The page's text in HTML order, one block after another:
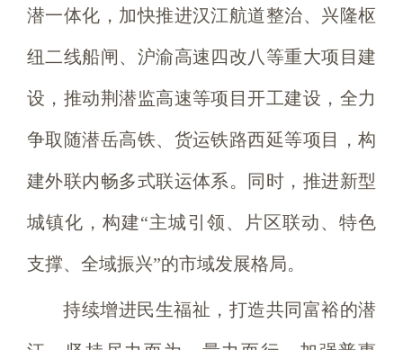
潜一体化，加快推进汉江航道整治、兴隆枢
纽二线船闸、沪渝高速四改八等重大项目建
设，推动荆潜监高速等项目开工建设，全力
争取随潜岳高铁、货运铁路西延等项目，构
建外联内畅多式联运体系。同时，推进新型
城镇化，构建“主城引领、片区联动、特色
支撑、全域振兴”的市域发展格局。
持续增进民生福祉，打造共同富裕的潜